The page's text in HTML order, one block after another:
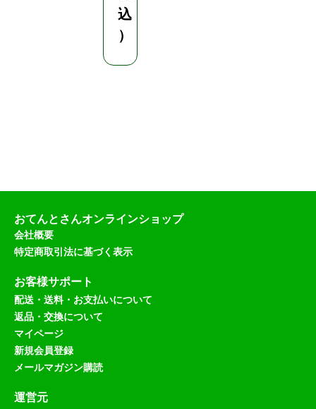
込
）
おてんとさんオンラインショップ
会社概要
特定商取引法に基づく表示
お客様サポート
配送・送料・お支払いについて
返品・交換について
マイページ
新規会員登録
メールマガジン購読
運営元